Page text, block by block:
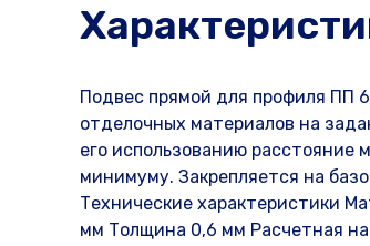
Подвес прямой для профиля ПП
отделочных материалов на
его использованию
минимуму. Закрепляется на
Технические характеристики
мм Толщина 0,6 мм Расчетная